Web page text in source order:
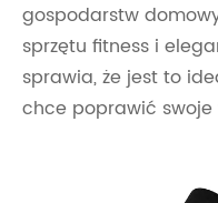
gospodarstw
sprzętu fitness i
sprawia, że ​​jest to
chce poprawić swoje